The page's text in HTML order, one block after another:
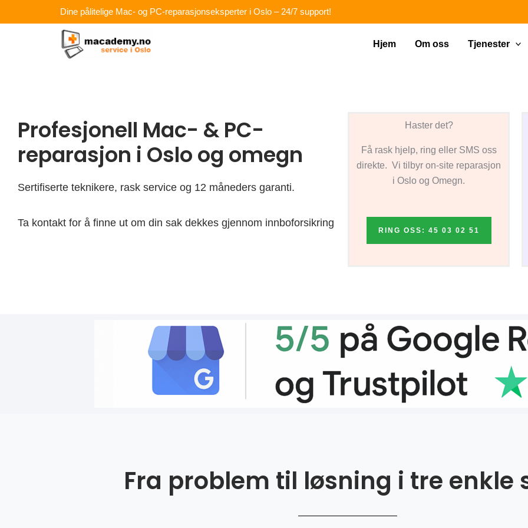
rett
Dine pålitelige Mac- og PC-reparasjonseksperter i Oslo – 24/7 support!
Hjem Om oss Tjenester
Profesjonell Mac- & PC-
reparasjon i Oslo og omegn
Sertifiserte teknikere, rask service og 12 måneders garanti.
Ta kontakt for å finne ut om din sak dekkes gjennom innboforsikring
Haster det?
Få rask hjelp, ring eller SMS oss
direkte. Vi tilbyr on-site reparasjon
i Oslo og Omegn.
RING OSS: 45 03 02 51
Fra problem til løsning i tre enkle